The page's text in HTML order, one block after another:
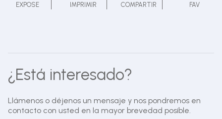
EXPOSE IMPRIMIR COMPARTIR FAV
¿Está interesado?
Llámenos o déjenos un mensaje y nos pondremos en
contacto con usted en la mayor brevedad posible.